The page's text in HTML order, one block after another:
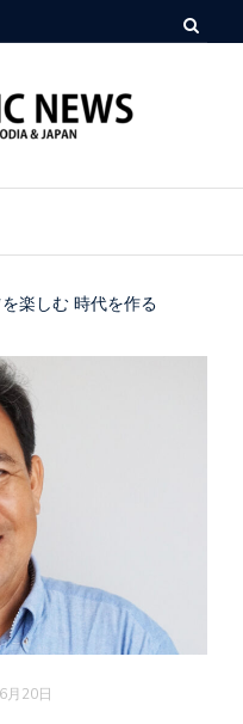
楽しむ 時代を作る
月20日